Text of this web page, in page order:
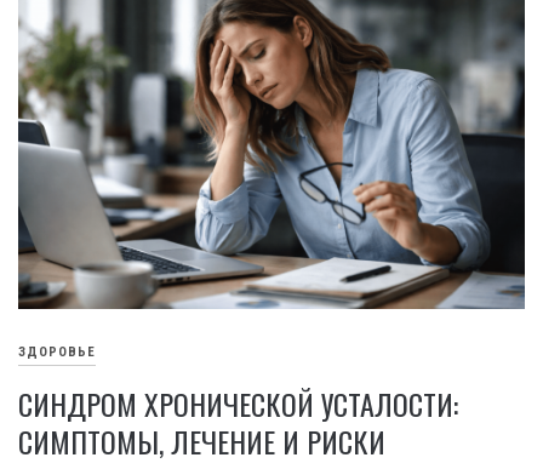
ЗДОРОВЬЕ
СИНДРОМ ХРОНИЧЕСКОЙ УСТАЛОСТИ:
СИМПТОМЫ, ЛЕЧЕНИЕ И РИСКИ